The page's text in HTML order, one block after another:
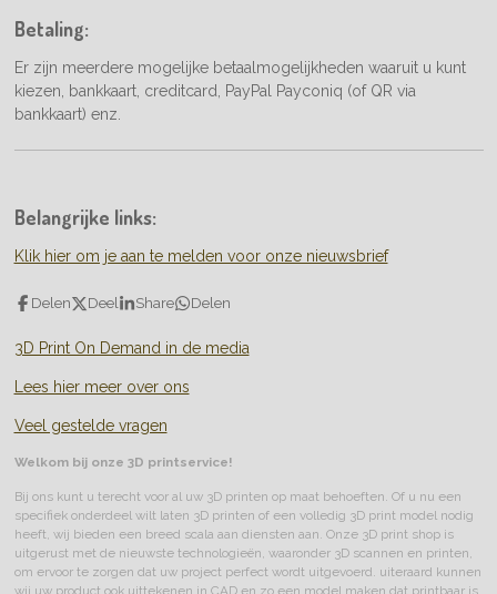
Betaling:
Er zijn meerdere mogelijke betaalmogelijkheden waaruit u kunt
kiezen, bankkaart, creditcard, PayPal Payconiq (of QR via
bankkaart) enz.
Belangrijke links:
Klik hier om je aan te melden voor onze nieuwsbrief
Delen Deel Share Delen
3D Print On Demand in de media
Lees hier meer over ons
Veel gestelde vragen
Welkom bij onze 3D printservice!
Bij ons kunt u terecht voor al uw 3D printen op maat behoeften. Of u nu een
specifiek onderdeel wilt laten 3D printen of een volledig 3D print model nodig
heeft, wij bieden een breed scala aan diensten aan. Onze 3D print shop is
uitgerust met de nieuwste technologieën, waaronder 3D scannen en printen,
om ervoor te zorgen dat uw project perfect wordt uitgevoerd. uiteraard kunnen
wij uw product ook uittekenen in CAD en zo een model maken dat printbaar is.